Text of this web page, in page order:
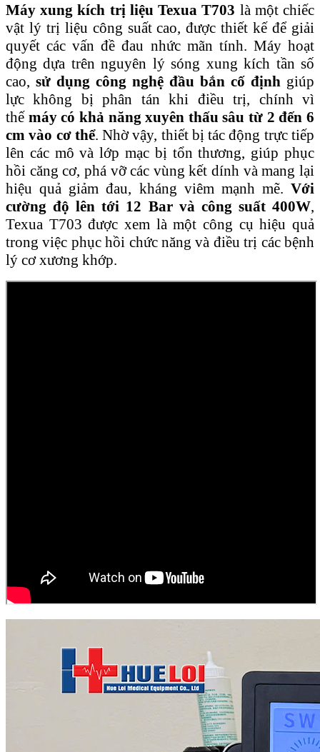
Máy xung kích trị liệu Texua T703 là một chiếc
vật lý trị liệu công suất cao, được thiết kế để giải
quyết các vấn đề đau nhức mãn tính. Máy hoạt
động dựa trên nguyên lý sóng xung kích tần số
cao, sử dụng công nghệ đầu bắn cố định giúp
lực không bị phân tán khi điều trị, chính vì
thế máy có khả năng xuyên thấu sâu từ 2 đến 6
cm vào cơ thể. Nhờ vậy, thiết bị tác động trực tiếp
lên các mô và lớp mạc bị tổn thương, giúp phục
hồi căng cơ, phá vỡ các vùng kết dính và mang lại
hiệu quả giảm đau, kháng viêm mạnh mẽ. Với
cường độ lên tới 12 Bar và công suất 400W,
Texua T703 được xem là một công cụ hiệu quả
trong việc phục hồi chức năng và điều trị các bệnh
lý cơ xương khớp.